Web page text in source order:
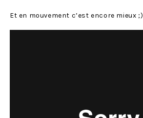
Et en mouvement c’est encore mieux ;)